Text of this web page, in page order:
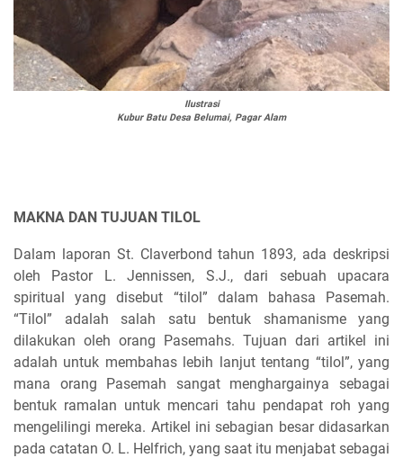
Ilustrasi
Kubur Batu Desa Belumai, Pagar Alam
MAKNA DAN TUJUAN TILOL
Dalam laporan St. Claverbond tahun 1893, ada deskripsi
oleh Pastor L. Jennissen, S.J., dari sebuah upacara
spiritual yang disebut “tilol” dalam bahasa Pasemah.
“Tilol” adalah salah satu bentuk shamanisme yang
dilakukan oleh orang Pasemahs. Tujuan dari artikel ini
adalah untuk membahas lebih lanjut tentang “tilol”, yang
mana orang Pasemah sangat menghargainya sebagai
bentuk ramalan untuk mencari tahu pendapat roh yang
mengelilingi mereka. Artikel ini sebagian besar didasarkan
pada catatan O. L. Helfrich, yang saat itu menjabat sebagai